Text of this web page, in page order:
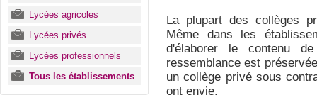
Lycées agricoles
Lycées privés
Lycées professionnels
Tous les établissements
La plupart des collèges
Même dans les
d'élaborer le contenu
ressemblance est
un collège privé sous
ont envie.